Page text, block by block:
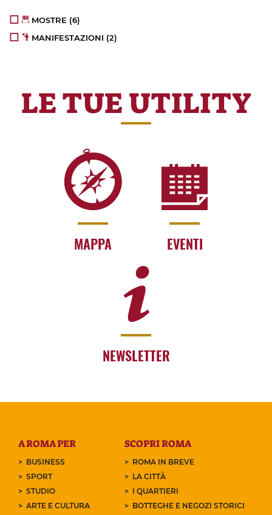
MOSTRE (6)
MANIFESTAZIONI (2)
LE TUE UTILITY
MAPPA EVENTI
NEWSLETTER
A ROMA PER
BUSINESS
SPORT
STUDIO
ARTE E CULTURA
SCOPRI ROMA
ROMA IN BREVE
LA CITTÀ
I QUARTIERI
BOTTEGHE E NEGOZI STORICI